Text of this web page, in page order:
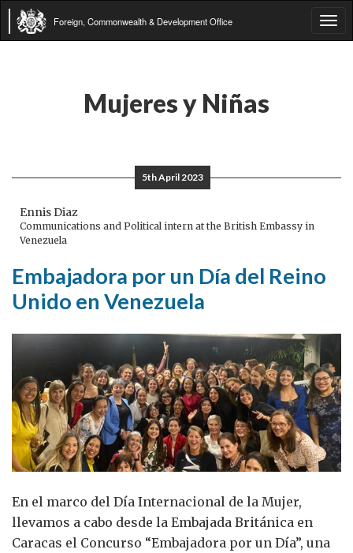
Foreign, Commonwealth & Development Office
Mujeres y Niñas
5th April 2023
Ennis Diaz
Communications and Political intern at the British Embassy in
Venezuela
Embajadora por un Día del Reino
Unido en Venezuela
En el marco del Día Internacional de la Mujer,
llevamos a cabo desde la Embajada Británica en
Caracas el Concurso “Embajadora por un Día”, una